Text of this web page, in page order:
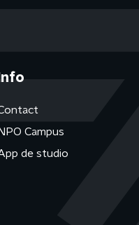
Info
NPO Campus
de studio